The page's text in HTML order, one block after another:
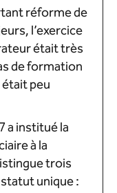
réforme de
l’exercice
était très
de formation
peu
a institué la
à la
trois
unique :